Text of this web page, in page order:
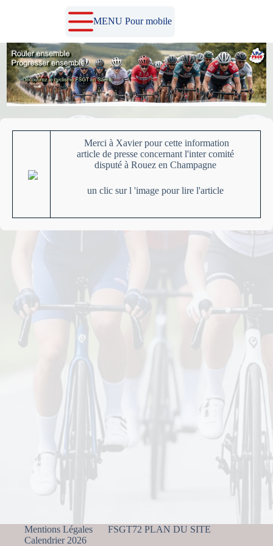
MENU Pour mobile
Merci à Xavier pour cette information
article de presse concernant l'inter comité
disputé à Rouez en Champagne
un clic sur l 'image pour lire l'article
Mentions Légales
FSGT72 PLAN DU SITE
Calendrier 2026